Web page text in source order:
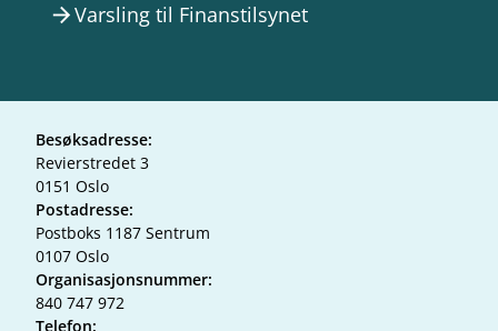
arrow_forwardVarsling til Finanstilsynet
Besøksadresse:
Revierstredet 3
0151 Oslo
Postadresse:
Postboks 1187 Sentrum
0107 Oslo
Organisasjonsnummer:
840 747 972
Telefon: